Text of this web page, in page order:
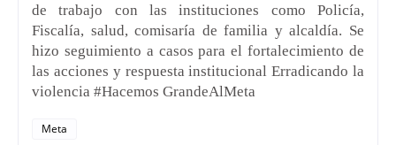
de trabajo con las instituciones como Policía,
Fiscalía, salud, comisaría de familia y alcaldía. Se
hizo seguimiento a casos para el fortalecimiento de
las acciones y respuesta institucional Erradicando la
violencia #Hacemos GrandeAlMeta
Meta